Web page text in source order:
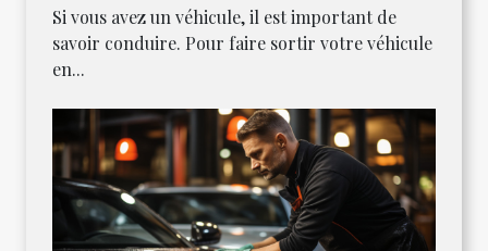
Si vous avez un véhicule, il est important de
savoir conduire. Pour faire sortir votre véhicule
en...